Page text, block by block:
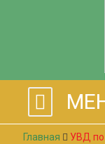
Главная УВД